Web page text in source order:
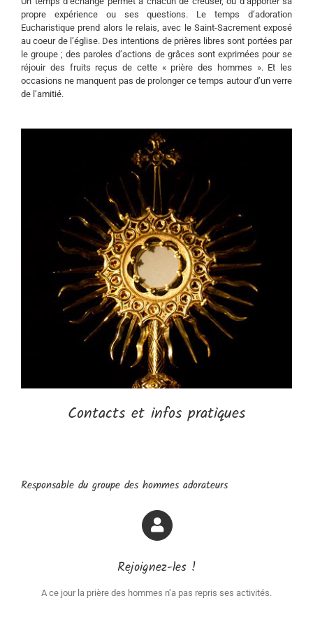
propre expérience ou ses questions. Le temps d’adoration
Eucharistique prend alors le relais, avec le Saint-Sacrement exposé
au coeur de l’église. Des intentions de prières libres sont portées par
le groupe ; des paroles d’actions de grâces sont exprimées pour se
réjouir des fruits reçus de cette « prière des hommes ». Et les
occasions ne manquent pas de prolonger ce temps autour d’un verre
de l’amitié.
Contacts et infos pratiques
Responsable du groupe des hommes adorateurs
Rejoignez-les !
A ce jour la prière des hommes n’a pas repris ses activités.